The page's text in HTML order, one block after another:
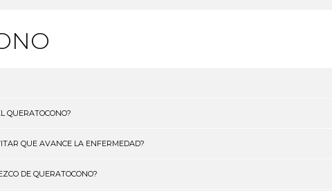
QUERATOCONO?
QUE AVANCE LA ENFERMEDAD?
DE QUERATOCONO?